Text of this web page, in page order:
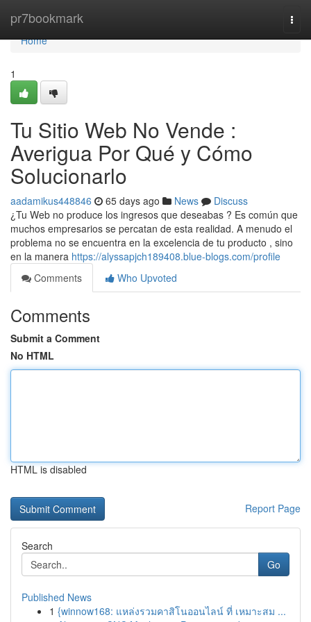
pr7bookmark
Home
Home
1
Tu Sitio Web No Vende :
Averigua Por Qué y Cómo
Solucionarlo
aadamikus448846 65 days ago News
Discuss
¿Tu Web no produce los ingresos que deseabas ? Es común que
muchos empresarios se percatan de esta realidad. A menudo el
problema no se encuentra en la excelencia de tu producto , sino
en la manera https://alyssapjch189408.blue-blogs.com/profile
Comments
Who Upvoted
Comments
Submit a Comment
No HTML
HTML is disabled
Report Page
Search
Go
Published News
1 {winnow168: แหล่งรวมคาสิโนออนไลน์ ที่ เหมาะสม ...